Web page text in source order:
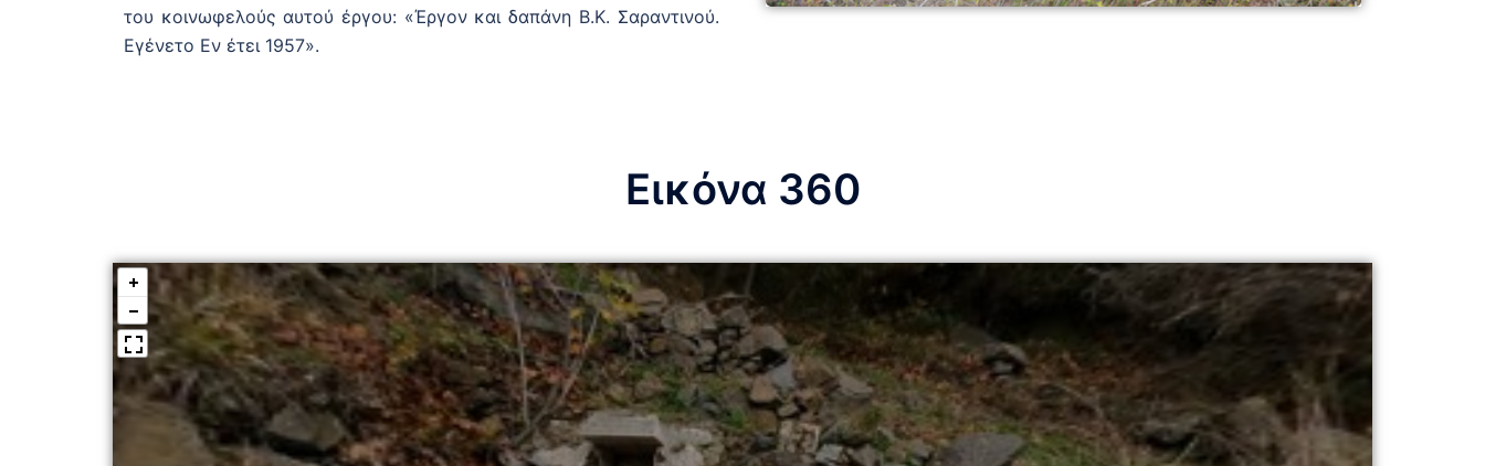
του κοινωφελούς αυτού έργου: «Έργον και δαπάνη Β.Κ. Σαραντινού.
Εγένετο Εν έτει 1957».
Εικόνα 360